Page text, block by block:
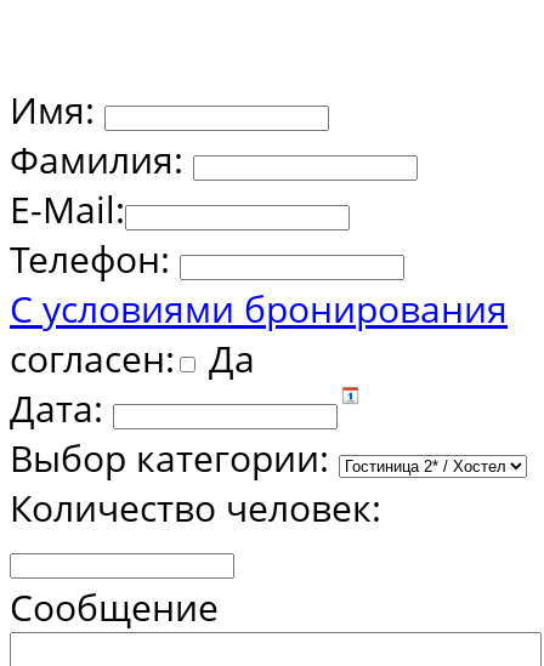
Имя:
Фамилия:
E-Mail:
Телефон:
С условиями бронирования
согласен:
Да
Дата:
Выбор категории:
Количество человек:
Сообщение